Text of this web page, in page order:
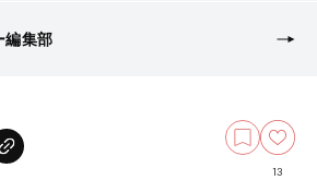
編集部
13